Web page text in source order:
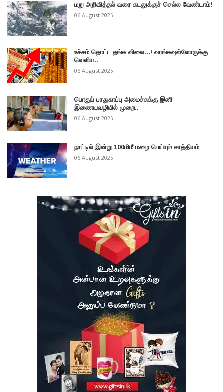
மறு அறிவித்தல் வரை கடலுக்குச் செல்ல வேண்டாம்!
06 August 2026
உச்சம் தொட்ட தங்க விலை...! வாங்கவுள்ளோருக்கு
வெளிய..
06 August 2026
பொதுப் பாதுகாப்பு அமைச்சுக்கு இனி
இணையவழியில் முறை..
06 August 2026
நாட்டில் இன்று 100மிமீ மழை பெய்யும் சாத்தியம்
06 August 2026